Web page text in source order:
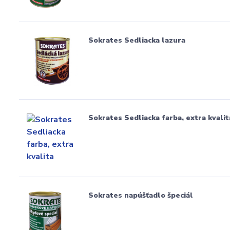
Sokrates Sedliacka lazura
Sokrates Sedliacka farba, extra
Sokrates napúšťadlo špeciál